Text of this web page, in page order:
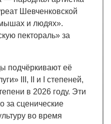
Шевченковской
и людях».
пектораль» за
подчёркивают её
III, II и I степеней,
в 2026 году. Эти
за сценические
во время